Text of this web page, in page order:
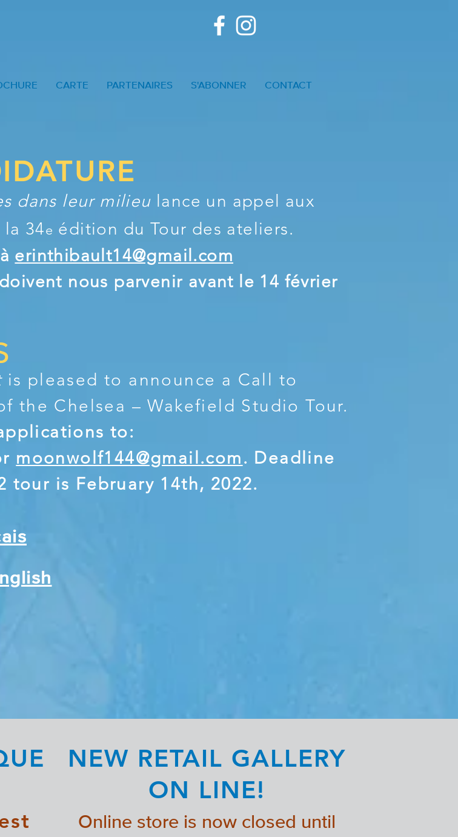
CARTE PARTENAIRES S'ABONNER CONTACT
dans leur milieu lance un appel aux
la 34e édition du Tour des ateliers.
erinthibault14@gmail.com
doivent nous parvenir avant le 14 février
is pleased to announce a Call to
the Chelsea – Wakefield Studio Tour.
to:
moonwolf144@gmail.com. Deadline
tour is February 14th, 2022.
NEW RETAIL GALLERY
ON LINE!
Online store is now closed until